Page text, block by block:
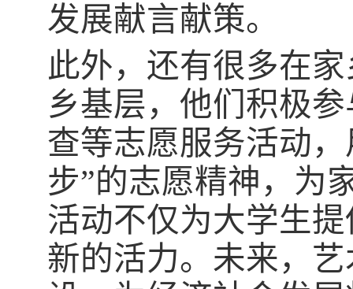
发展献言献策。
此外，还有很多在
乡基层，他们积极
查等志愿服务活动
步”的志愿精神，为
活动不仅为大学生
新的活力。未来，